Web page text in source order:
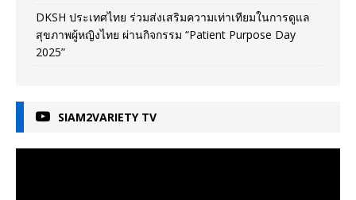
DKSH ประเทศไทย ร่วมส่งเสริมความเท่าเทียมในการดูแล
สุขภาพผู้หญิงไทย ผ่านกิจกรรม “Patient Purpose Day
2025”
SIAM2VARIETY TV